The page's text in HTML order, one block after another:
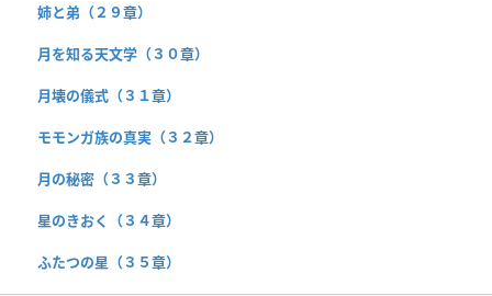
姉と弟（２９章）
月を知る天文学（３０章）
月壊の儀式（３１章）
モモンガ族の真実（３２章）
月の秘密（３３章）
星のきおく（３４章）
ふたつの星（３５章）